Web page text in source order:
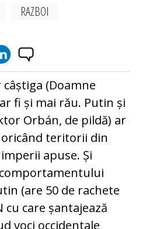
RAZBOI
(Doamne
fi și mai rău. Putin și
Orbán, de pildă) ar
teritorii din
apuse. Și
(are 50 de rachete
cu care șantajează
voci occidentale